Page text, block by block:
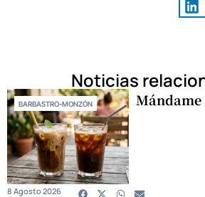
Noticias
BARBASTRO-MONZÓN
8 Agosto 2026